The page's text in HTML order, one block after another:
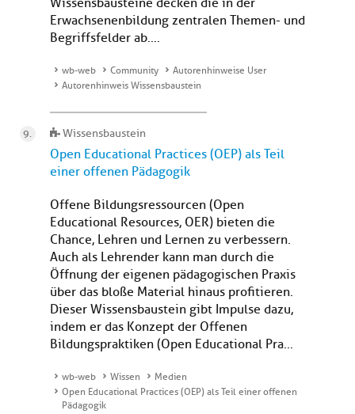
Wissensbausteine decken die in der
Erwachsenenbildung zentralen Themen- und
Begriffsfelder ab....
wb-web Community
Autorenhinweise User
Autorenhinweis Wissensbaustein
Wissensbaustein
Open Educational Practices (OEP) als Teil
einer offenen Pädagogik
Offene Bildungsressourcen (Open
Educational Resources, OER) bieten die
Chance, Lehren und Lernen zu verbessern.
Auch als Lehrender kann man durch die
Öffnung der eigenen pädagogischen Praxis
über das bloße Material hinaus profitieren.
Dieser Wissensbaustein gibt Impulse dazu,
indem er das Konzept der Offenen
Bildungspraktiken (Open Educational Pra...
wb-web Wissen
Medien
Open Educational Practices (OEP) als Teil einer offenen
Pädagogik